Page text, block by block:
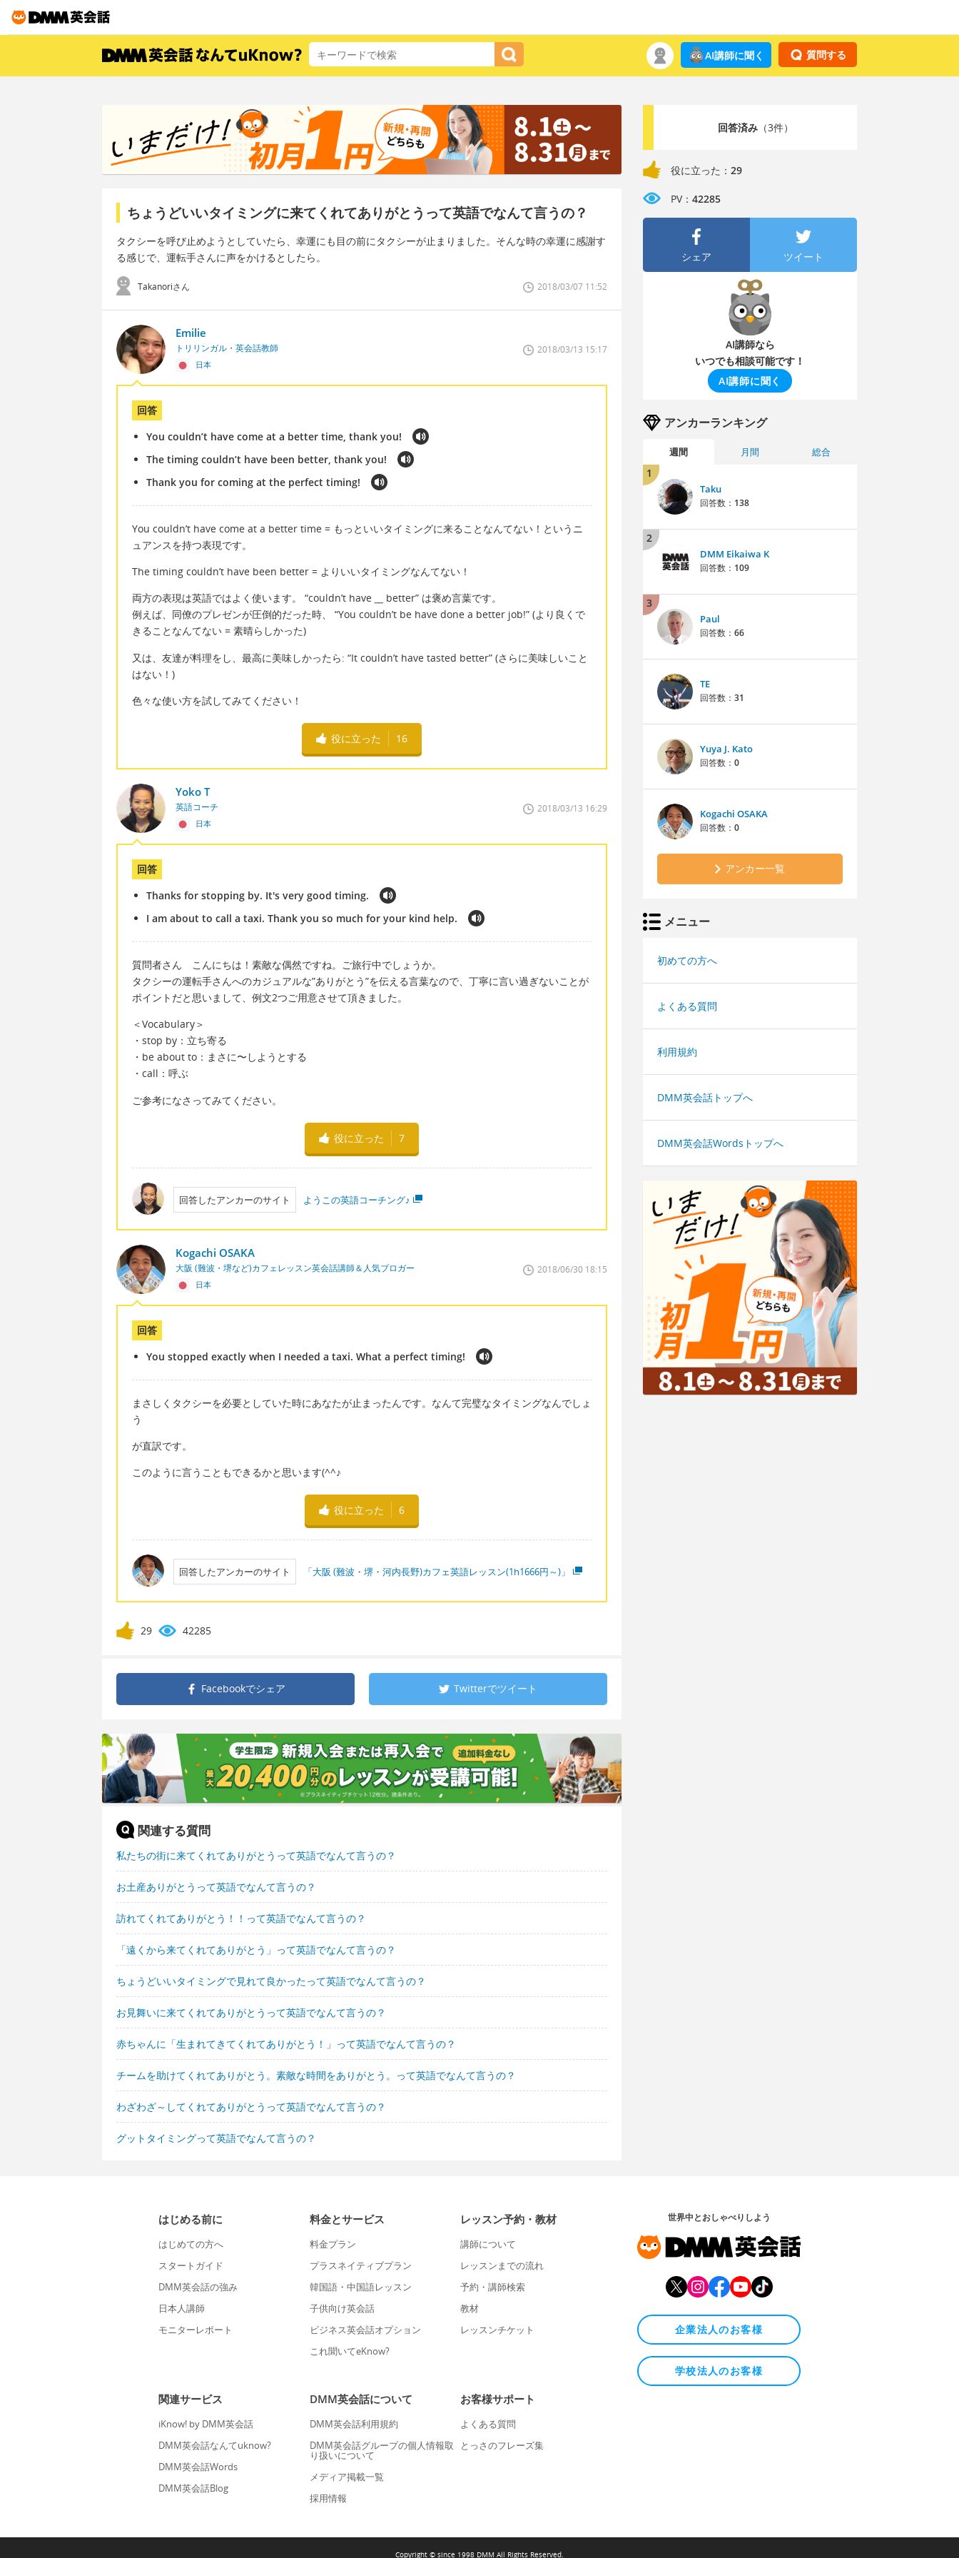
質問する
AI講師に聞く
ちょうどいいタイミングに来てくれてありがとうって英語でなんて言うの？
タクシーを呼び止めようとしていたら、幸運にも目の前にタクシーが止まりました。そんな時の幸運に感謝す
る感じで、運転手さんに声をかけるとしたら。
Takanoriさん 2018/03/07 11:52
Emilie
トリリンガル・英会話教師
日本
2018/03/13 15:17
回答
You couldn’t have come at a better time, thank you!
The timing couldn’t have been better, thank you!
Thank you for coming at the perfect timing!
You couldn’t have come at a better time = もっといいタイミングに来ることなんてない！というニ
ュアンスを持つ表現です。
The timing couldn’t have been better = よりいいタイミングなんてない！
両方の表現は英語ではよく使います。 “couldn’t have
better” は褒め言葉です。
例えば、同僚のプレゼンが圧倒的だった時、 “You couldn’t be have done a better job!” (より良くで
きることなんてない = 素晴らしかった)
又は、友達が料理をし、最高に美味しかったら: “It couldn’t have tasted better” (さらに美味しいこと
はない！)
色々な使い方を試してみてください！
役に立った 16
Yoko T
英語コーチ
日本
2018/03/13 16:29
回答
Thanks for stopping by. It's very good timing.
I am about to call a taxi. Thank you so much for your kind help.
質問者さん こんにちは！素敵な偶然ですね。ご旅行中でしょうか。
タクシーの運転手さんへのカジュアルな”ありがとう”を伝える言葉なので、丁寧に言い過ぎないことが
ポイントだと思いまして、例文2つご用意させて頂きました。
＜Vocabulary＞
・stop by：立ち寄る
・be about to：まさに〜しようとする
・call：呼ぶ
ご参考になさってみてください。
役に立った 7
回答したアンカーのサイト ようこの英語コーチング♪
Kogachi OSAKA
大阪 (難波・堺など)カフェレッスン英会話講師＆人気ブロガー
日本
2018/06/30 18:15
回答
You stopped exactly when I needed a taxi. What a perfect timing!
まさしくタクシーを必要としていた時にあなたが止まったんです。なんて完璧なタイミングなんでしょ
う
が直訳です。
このように言うこともできるかと思います(^^♪
役に立った 6
回答したアンカーのサイト 「大阪 (難波・堺・河内長野)カフェ英語レッスン(1h1666円～)」
29 42285
Facebookでシェア Twitterでツイート
関連する質問
私たちの街に来てくれてありがとうって英語でなんて言うの？
お土産ありがとうって英語でなんて言うの？
訪れてくれてありがとう！！って英語でなんて言うの？
「遠くから来てくれてありがとう」って英語でなんて言うの？
ちょうどいいタイミングで見れて良かったって英語でなんて言うの？
お見舞いに来てくれてありがとうって英語でなんて言うの？
赤ちゃんに「生まれてきてくれてありがとう！」って英語でなんて言うの？
チームを助けてくれてありがとう。素敵な時間をありがとう。って英語でなんて言うの？
わざわざ～してくれてありがとうって英語でなんて言うの？
グットタイミングって英語でなんて言うの？
回答済み（3件）
役に立った： 29
PV： 42285
シェア ツイート
AI講師なら
いつでも相談可能です！
AI講師に聞く
アンカーランキング
週間 月間 総合
1
Taku
回答数： 138
2
DMM Eikaiwa K
回答数： 109
3
Paul
回答数： 66
TE
回答数： 31
Yuya J. Kato
回答数： 0
Kogachi OSAKA
回答数： 0
アンカー一覧
メニュー
初めての方へ
よくある質問
利用規約
DMM英会話トップへ
DMM英会話Wordsトップへ
はじめる前に
はじめての方へ
スタートガイド
DMM英会話の強み
日本人講師
モニターレポート
料金とサービス
料金プラン
プラスネイティブプラン
韓国語・中国語レッスン
子供向け英会話
ビジネス英会話オプション
これ聞いてeKnow?
レッスン予約・教材
講師について
レッスンまでの流れ
予約・講師検索
教材
レッスンチケット
関連サービス
iKnow! by DMM英会話
DMM英会話なんてuknow?
DMM英会話Words
DMM英会話Blog
DMM英会話について
DMM英会話利用規約
DMM英会話グループの個人情報取
り扱いについて
メディア掲載一覧
採用情報
お客様サポート
よくある質問
とっさのフレーズ集
世界中とおしゃべりしよう
企業法人のお客様
学校法人のお客様
Copyright © since 1998 DMM All Rights Reserved.